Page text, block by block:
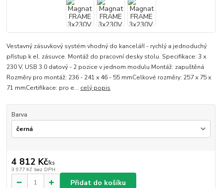
Vestavný zásuvkový systém vhodný do kanceláří - rychlý a jednoduchý
přístup k el. zásuvce. Montáž do pracovní desky stolu. Specifikace: 3 x
230 V, USB 3.0 datový - 2 pozice v jednom modulu Montáž: zapuštěná
Rozměry pro montáž: 236 - 241 x 46 - 55 mmCelkové rozměry: 257 x 75 x
71 mmCertifikace: pro e... celý popis
Barva
4 812 Kč/ks
3 977 Kč bez DPH
Přidat do košíku